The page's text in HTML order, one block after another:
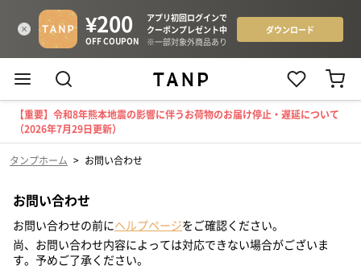
【重要】令和8年熊本地震の影響に伴うお荷物のお届け停止・遅延について
（2026年7月29日更新）
タンプホーム > お問い合わせ
お問い合わせ
お問い合わせの前にヘルプページをご確認ください。
尚、お問い合わせ内容によっては対応できない場合がございま
す。予めご了承ください。